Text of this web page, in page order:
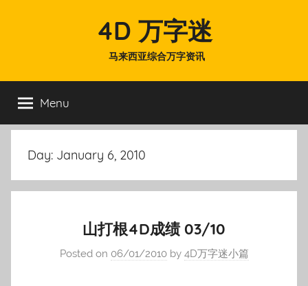
4D 万字迷
马来西亚综合万字资讯
Menu
Day: January 6, 2010
山打根4D成绩 03/10
Posted on 06/01/2010by 4D万字迷小篇